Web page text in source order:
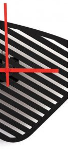
alla lista
dei
desideri